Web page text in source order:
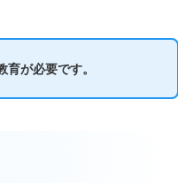
が必要です。